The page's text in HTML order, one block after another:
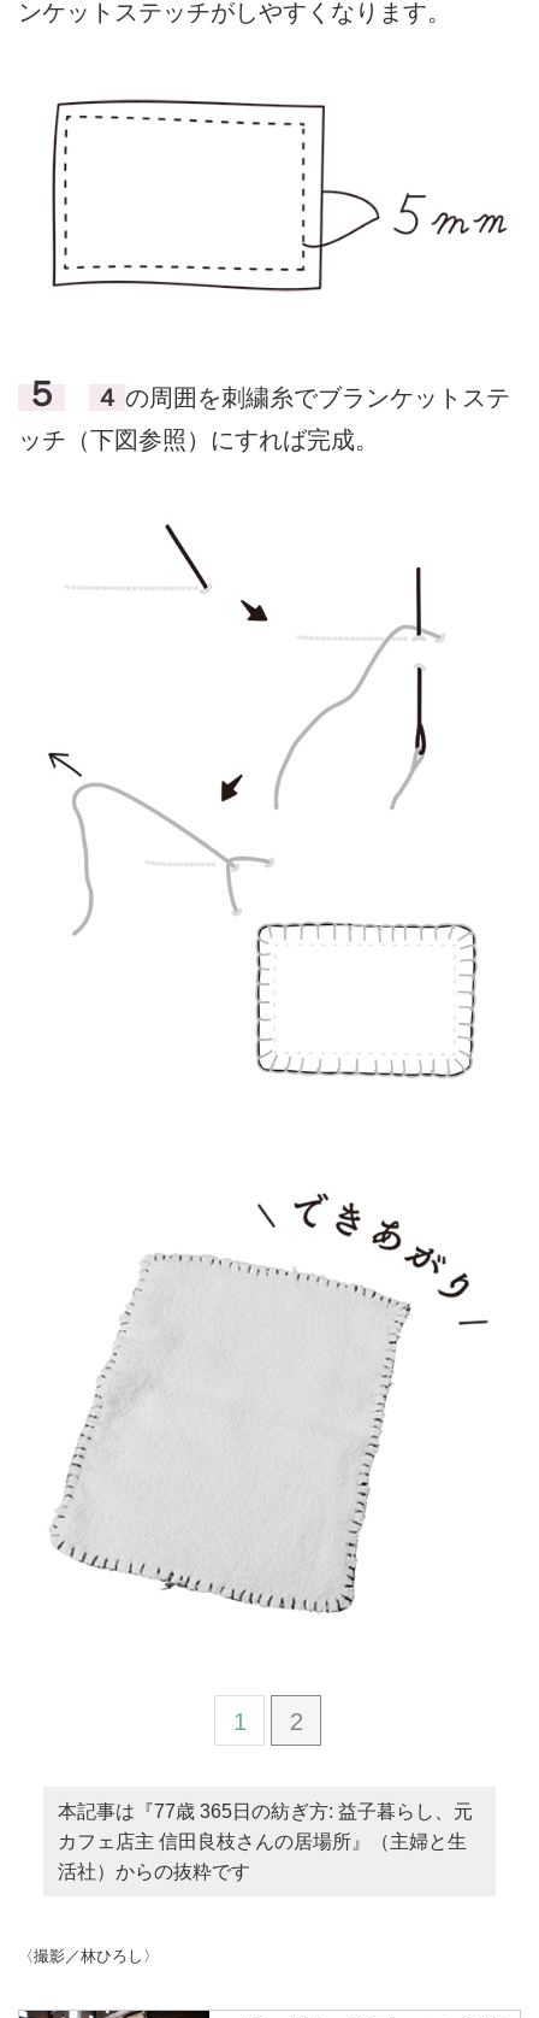
ンケットステッチがしやすくなります。
５ ４ の周囲を刺繍糸でブランケットステ
ッチ（下図参照）にすれば完成。
1 2
本記事は『77歳 365日の紡ぎ方: 益子暮らし、元
カフェ店主 信田良枝さんの居場所』（主婦と生
活社）からの抜粋です
〈撮影／林ひろし〉